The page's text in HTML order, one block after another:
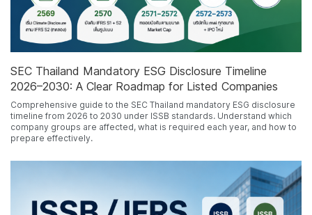
SEC Thailand Mandatory ESG Disclosure Timeline
2026–2030: A Clear Roadmap for Listed Companies
Comprehensive guide to the SEC Thailand mandatory ESG disclosure
timeline from 2026 to 2030 under ISSB standards. Understand which
company groups are affected, what is required each year, and how to
prepare effectively.